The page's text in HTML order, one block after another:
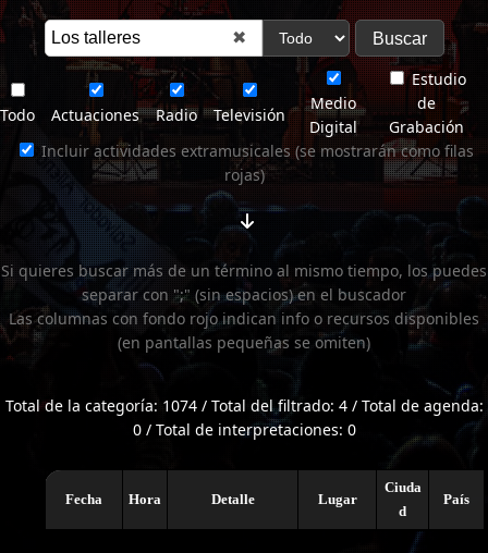
✖
Todo Actuaciones Radio Televisión
Medio
Digital
Estudio
de
Grabación
Incluir actividades extramusicales (se mostrarán como filas
rojas)
Si quieres buscar más de un término al mismo tiempo, los puedes
separar con ";" (sin espacios) en el buscador
Las columnas con fondo rojo indican info o recursos disponibles
(en pantallas pequeñas se omiten)
Total de la categoría: 1074 / Total del filtrado: 4 / Total de agenda:
0 / Total de interpretaciones: 0
Fecha Hora Detalle Lugar
Ciuda
d
País